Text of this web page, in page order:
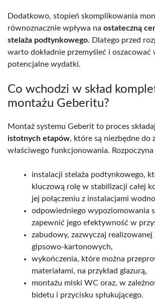
Dodatkowo, stopień skomplikowania
równoznacznie wpływa na ostateczną
stelaża podtynkowego. Dlatego przed
warto dokładnie przemyśleć i oszacować
potencjalne wydatki.
Co wchodzi w skład
montażu Geberitu?
Montaż systemu Geberit to proces
istotnych etapów, które są niezbędne do
właściwego funkcjonowania. Rozpoczyna
instalacji stelaża podtynkowego,
kluczową rolę w stabilizacji całej
jej połączeniu z instalacjami
odpowiedniego wypoziomowania
zapewnić jego efektywność w
zabudowy, zazwyczaj realizowanej
gipsowo-kartonowych,
wykończenia, które można
materiałami, na przykład glazurą,
montażu miski WC oraz, w
bidetu i przycisku spłukującego.